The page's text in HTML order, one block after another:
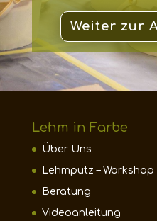
Weiter zur
Lehm in Farbe
Über Uns
Lehmputz – Workshop
Beratung
Videoanleitung